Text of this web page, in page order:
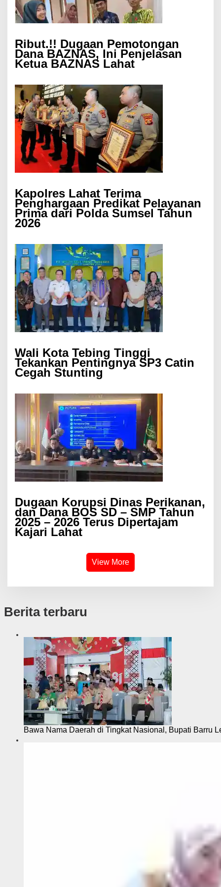
Ribut.!! Dugaan Pemotongan
Dana BAZNAS, Ini Penjelasan
Ketua BAZNAS Lahat
Kapolres Lahat Terima
Penghargaan Predikat Pelayanan
Prima dari Polda Sumsel Tahun
2026
Wali Kota Tebing Tinggi
Tekankan Pentingnya SP3 Catin
Cegah Stunting
Dugaan Korupsi Dinas Perikanan,
dan Dana BOS SD – SMP Tahun
2025 – 2026 Terus Dipertajam
Kajari Lahat
View More
Berita terbaru
Bawa Nama Daerah di Tingkat Nasional, Bupati Barru